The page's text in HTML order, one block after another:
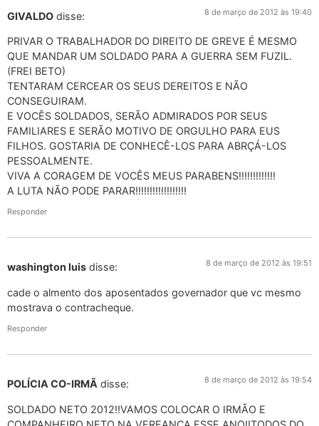
GIVALDO disse: 8 de março de 2012 às 19:40
PRIVAR O TRABALHADOR DO DIREITO DE GREVE É MESMO
QUE MANDAR UM SOLDADO PARA A GUERRA SEM FUZIL.
(FREI BETO)
TENTARAM CERCEAR OS SEUS DEREITOS E NÃO
CONSEGUIRAM.
E VOCÊS SOLDADOS, SERÃO ADMIRADOS POR SEUS
FAMILIARES E SERÃO MOTIVO DE ORGULHO PARA EUS
FILHOS. GOSTARIA DE CONHECÊ-LOS PARA ABRÇÁ-LOS
PESSOALMENTE.
VIVA A CORAGEM DE VOCÊS MEUS PARABENS!!!!!!!!!!!!!
A LUTA NÃO PODE PARAR!!!!!!!!!!!!!!!!!!
Responder
washington luis disse: 8 de março de 2012 às 19:51
cade o almento dos aposentados governador que vc mesmo
mostrava o contracheque.
Responder
POLÍCIA CO-IRMÃ disse: 8 de março de 2012 às 19:54
SOLDADO NETO 2012!!VAMOS COLOCAR O IRMÃO E